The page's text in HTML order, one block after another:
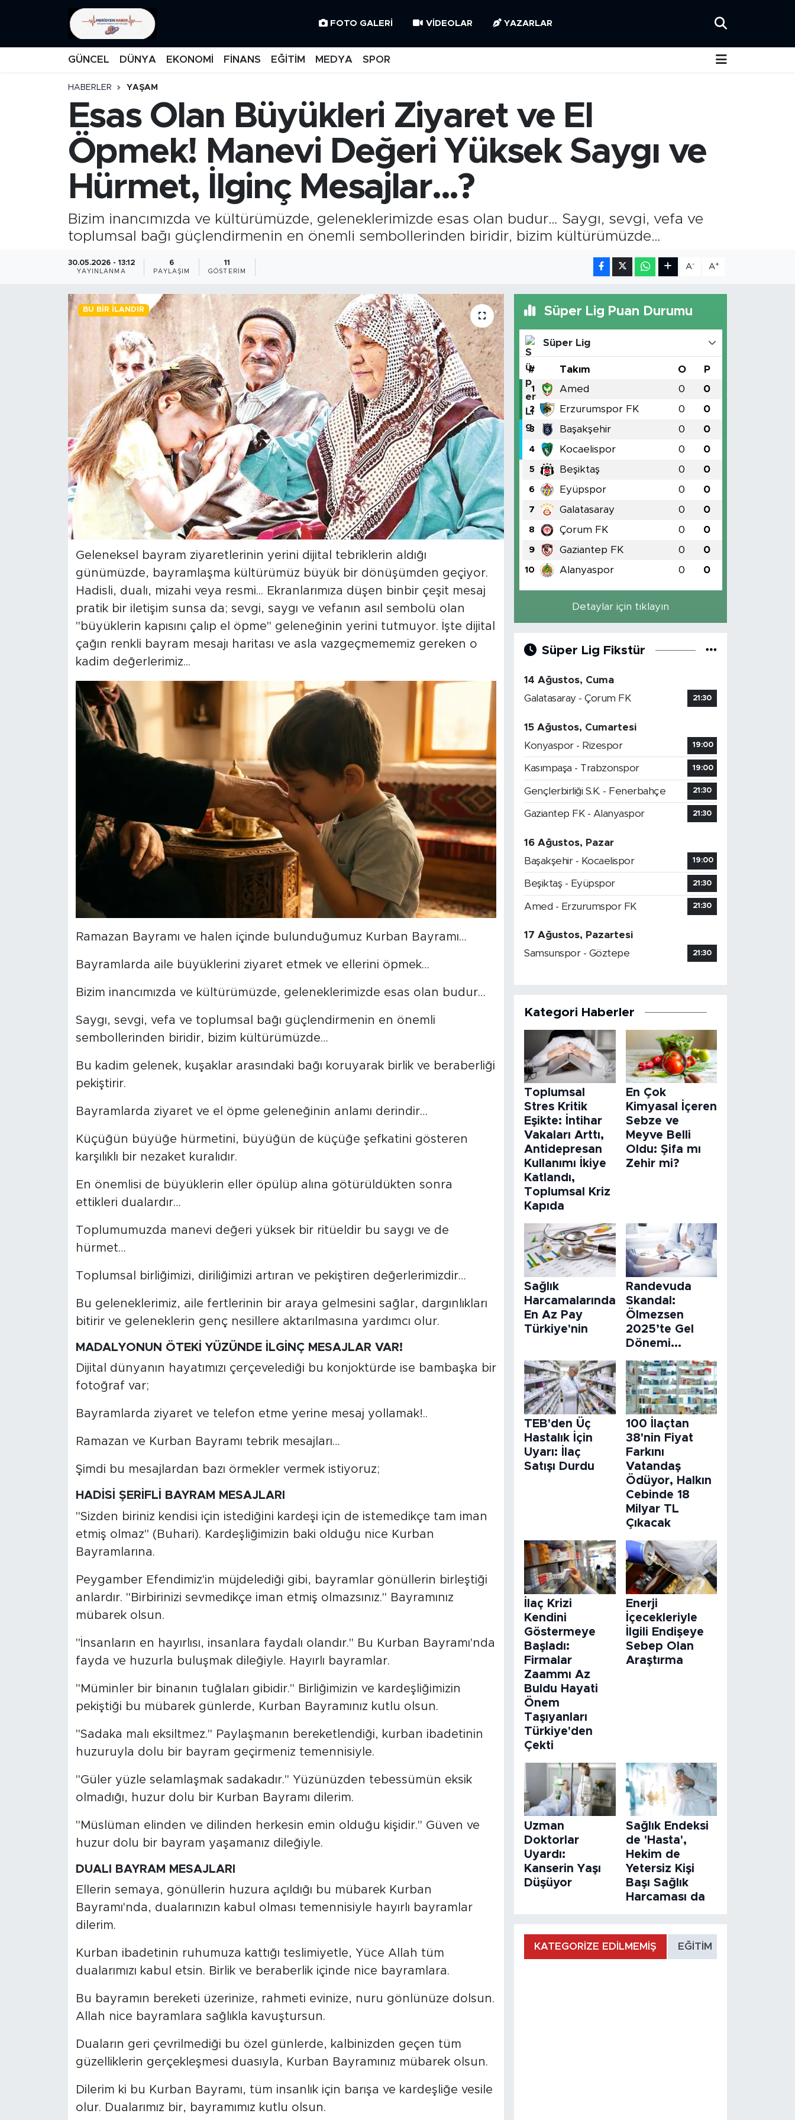
FOTO GALERI VIDEOLAR YAZARLAR
GÜNCEL DÜNYA EKONOMİ FİNANS EĞİTİM MEDYA SPOR
HABERLER YAŞAM
Esas Olan Büyükleri Ziyaret ve El
Öpmek! Manevi Değeri Yüksek Saygı ve
Hürmet, İlginç Mesajlar...?
Bizim inancımızda ve kültürümüzde, geleneklerimizde esas olan budur… Saygı, sevgi, vefa ve
toplumsal bağı güçlendirmenin en önemli sembollerinden biridir, bizim kültürümüzde…
30.05.2026 - 13:12
YAYINLANMA
6
PAYLAŞIM
11
GÖSTERIM
A- A+
BU BIR İLANDIR
Geleneksel bayram ziyaretlerinin yerini dijital tebriklerin aldığı
günümüzde, bayramlaşma kültürümüz büyük bir dönüşümden geçiyor.
Hadisli, dualı, mizahi veya resmi... Ekranlarımıza düşen binbir çeşit mesaj
pratik bir iletişim sunsa da; sevgi, saygı ve vefanın asıl sembolü olan
"büyüklerin kapısını çalıp el öpme" geleneğinin yerini tutmuyor. İşte dijital
çağın renkli bayram mesajı haritası ve asla vazgeçmememiz gereken o
kadim değerlerimiz...
Ramazan Bayramı ve halen içinde bulunduğumuz Kurban Bayramı…
Bayramlarda aile büyüklerini ziyaret etmek ve ellerini öpmek…
Bizim inancımızda ve kültürümüzde, geleneklerimizde esas olan budur…
Saygı, sevgi, vefa ve toplumsal bağı güçlendirmenin en önemli
sembollerinden biridir, bizim kültürümüzde…
Bu kadim gelenek, kuşaklar arasındaki bağı koruyarak birlik ve beraberliği
pekiştirir.
Bayramlarda ziyaret ve el öpme geleneğinin anlamı derindir…
Küçüğün büyüğe hürmetini, büyüğün de küçüğe şefkatini gösteren
karşılıklı bir nezaket kuralıdır.
En önemlisi de büyüklerin eller öpülüp alına götürüldükten sonra
ettikleri dualardır…
Toplumumuzda manevi değeri yüksek bir ritüeldir bu saygı ve de
hürmet…
Toplumsal birliğimizi, diriliğimizi artıran ve pekiştiren değerlerimizdir…
Bu geleneklerimiz, aile fertlerinin bir araya gelmesini sağlar, dargınlıkları
bitirir ve geleneklerin genç nesillere aktarılmasına yardımcı olur.
MADALYONUN ÖTEKİ YÜZÜNDE İLGİNÇ MESAJLAR VAR!
Dijital dünyanın hayatımızı çerçevelediği bu konjoktürde ise bambaşka bir
fotoğraf var;
Bayramlarda ziyaret ve telefon etme yerine mesaj yollamak!..
Ramazan ve Kurban Bayramı tebrik mesajları…
Şimdi bu mesajlardan bazı örmekler vermek istiyoruz;
HADİSİ ŞERİFLİ BAYRAM MESAJLARI
"Sizden biriniz kendisi için istediğini kardeşi için de istemedikçe tam iman
etmiş olmaz" (Buhari). Kardeşliğimizin baki olduğu nice Kurban
Bayramlarına.
Peygamber Efendimiz'in müjdelediği gibi, bayramlar gönüllerin birleştiği
anlardır. "Birbirinizi sevmedikçe iman etmiş olmazsınız." Bayramınız
mübarek olsun.
"İnsanların en hayırlısı, insanlara faydalı olandır." Bu Kurban Bayramı'nda
fayda ve huzurla buluşmak dileğiyle. Hayırlı bayramlar.
"Müminler bir binanın tuğlaları gibidir." Birliğimizin ve kardeşliğimizin
pekiştiği bu mübarek günlerde, Kurban Bayramınız kutlu olsun.
"Sadaka malı eksiltmez." Paylaşmanın bereketlendiği, kurban ibadetinin
huzuruyla dolu bir bayram geçirmeniz temennisiyle.
"Güler yüzle selamlaşmak sadakadır." Yüzünüzden tebessümün eksik
olmadığı, huzur dolu bir Kurban Bayramı dilerim.
"Müslüman elinden ve dilinden herkesin emin olduğu kişidir." Güven ve
huzur dolu bir bayram yaşamanız dileğiyle.
DUALI BAYRAM MESAJLARI
Ellerin semaya, gönüllerin huzura açıldığı bu mübarek Kurban
Bayramı'nda, dualarınızın kabul olması temennisiyle hayırlı bayramlar
dilerim.
Kurban ibadetinin ruhumuza kattığı teslimiyetle, Yüce Allah tüm
dualarımızı kabul etsin. Birlik ve beraberlik içinde nice bayramlara.
Bu bayramın bereketi üzerinize, rahmeti evinize, nuru gönlünüze dolsun.
Allah nice bayramlara sağlıkla kavuştursun.
Duaların geri çevrilmediği bu özel günlerde, kalbinizden geçen tüm
güzelliklerin gerçekleşmesi duasıyla, Kurban Bayramınız mübarek olsun.
Dilerim ki bu Kurban Bayramı, tüm insanlık için barışa ve kardeşliğe vesile
olur. Dualarımız bir, bayramımız kutlu olsun.
Süper Lig Puan Durumu
Süper Lig
# Takım O P
1 Amed 0 0
2 Erzurumspor FK 0 0
3 Başakşehir 0 0
4 Kocaelispor 0 0
5 Beşiktaş 0 0
6 Eyüpspor 0 0
7 Galatasaray 0 0
8 Çorum FK 0 0
9 Gaziantep FK 0 0
10 Alanyaspor 0 0
Detaylar için tıklayın
Süper Lig Fikstür
14 Ağustos, Cuma
Galatasaray - Çorum FK
21:30
15 Ağustos, Cumartesi
Konyaspor - Rizespor
19:00
Kasımpaşa - Trabzonspor 19:00
Gençlerbirliği S.K. - Fenerbahçe 21:30
Gaziantep FK - Alanyaspor 21:30
16 Ağustos, Pazar
Başakşehir - Kocaelispor
19:00
Beşiktaş - Eyüpspor 21:30
Amed - Erzurumspor FK 21:30
17 Ağustos, Pazartesi
Samsunspor - Göztepe
21:30
Kategori Haberler
Toplumsal
Stres Kritik
Eşikte: İntihar
Vakaları Arttı,
Antidepresan
Kullanımı İkiye
Katlandı,
Toplumsal Kriz
Kapıda
En Çok
Kimyasal İçeren
Sebze ve
Meyve Belli
Oldu: Şifa mı
Zehir mi?
Sağlık
Harcamalarında
En Az Pay
Türkiye'nin
Randevuda
Skandal:
Ölmezsen
2025’te Gel
Dönemi...
TEB'den Üç
Hastalık İçin
Uyarı: İlaç
Satışı Durdu
100 İlaçtan
38'nin Fiyat
Farkını
Vatandaş
Ödüyor, Halkın
Cebinde 18
Milyar TL
Çıkacak
İlaç Krizi
Kendini
Göstermeye
Başladı:
Firmalar
Zaammı Az
Buldu Hayati
Önem
Taşıyanları
Türkiye'den
Çekti
Enerji
İçecekleriyle
İlgili Endişeye
Sebep Olan
Araştırma
Uzman
Doktorlar
Uyardı:
Kanserin Yaşı
Düşüyor
Sağlık Endeksi
de 'Hasta',
Hekim de
Yetersiz Kişi
Başı Sağlık
Harcaması da
KATEGORİZE EDİLMEMİŞ EĞİTİM
MANŞET
GÜNCEL
RÖPÖRTAJ
ANALİZ
NOSTALJİ
YAZARLAR
POLİTİKA
EKONOMİ
KÜLTÜR SANAT
TARİHTEN GÜNÜMÜZE
FOTO GALERİ
VİDEOLAR
SOSYAL MEDYA
İstanbul Namaz Vakitleri
Trafik Durumu
Süper Lig Puan Durumu ve Fikstür
Tüm Manşetler
Son Dakika Haberleri